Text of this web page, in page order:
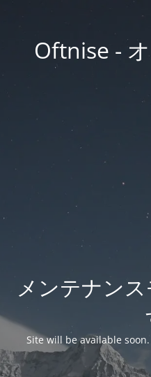
Oftnise -
メンテナン
Site will be available